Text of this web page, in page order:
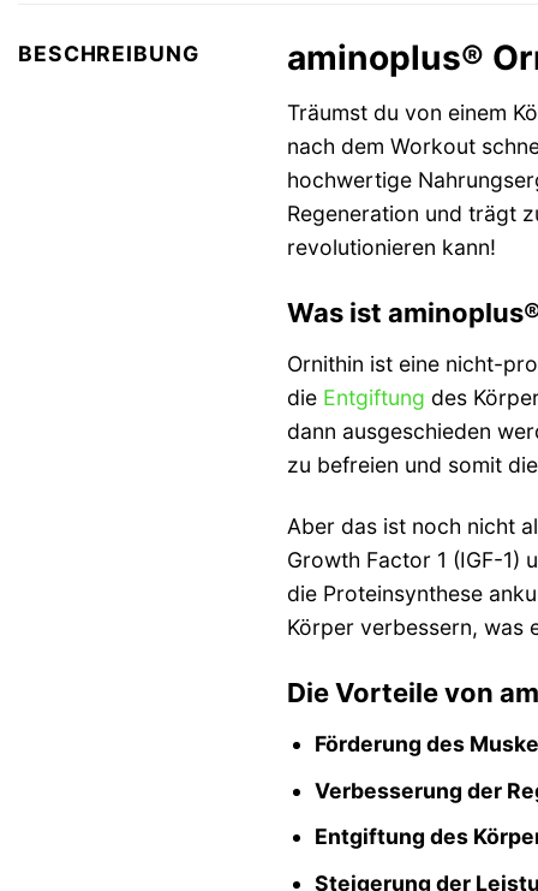
BESCHREIBUNG aminoplus®
Träumst du von einem
nach dem Workout
hochwertige
Regeneration und trägt
revolutionieren kann!
Was ist
Ornithin ist eine nicht-
die Entgiftung des
dann ausgeschieden
zu befreien und somit
Aber das ist noch nicht
Growth Factor 1 (IGF-1)
die Proteinsynthese
Körper verbessern, was
Die Vorteile von
Förderung des
Verbesserung der
Entgiftung des
Steigerung der